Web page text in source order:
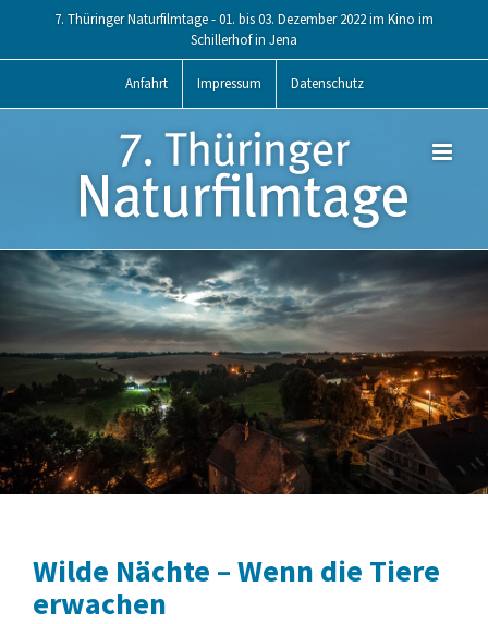
content
7. Thüringer Naturfilmtage - 01. bis 03. Dezember 2022 im Kino im
Schillerhof in Jena
Anfahrt Impressum Datenschutz
Wilde Nächte – Wenn die Tiere
erwachen